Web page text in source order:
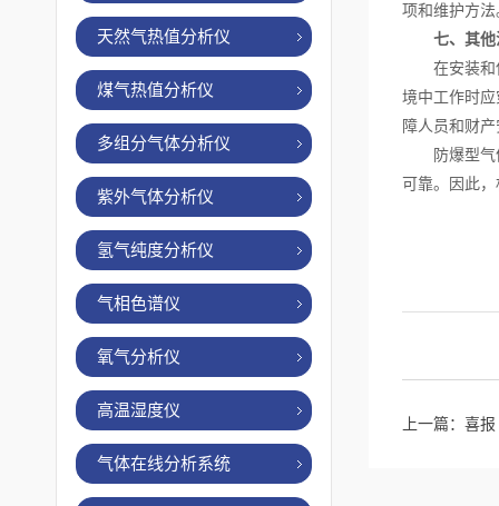
天然气热值分析仪
煤气热值分析仪
多组分气体分析仪
紫外气体分析仪
氢气纯度分析仪
气相色谱仪
氧气分析仪
高温湿度仪
气体在线分析系统
项和维护方
七、其
在安装和使
境中工作时
障人员和财
防爆型气体
可靠。因此
上一篇： 喜报